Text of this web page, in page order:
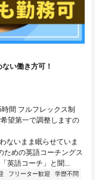
い働き方可！
間 フルフレックス制
望第一で調整しますの
ないまま眠らせていま
ための英語コーチングス
英語コーチ」と聞...
フリーター歓迎
学歴不問